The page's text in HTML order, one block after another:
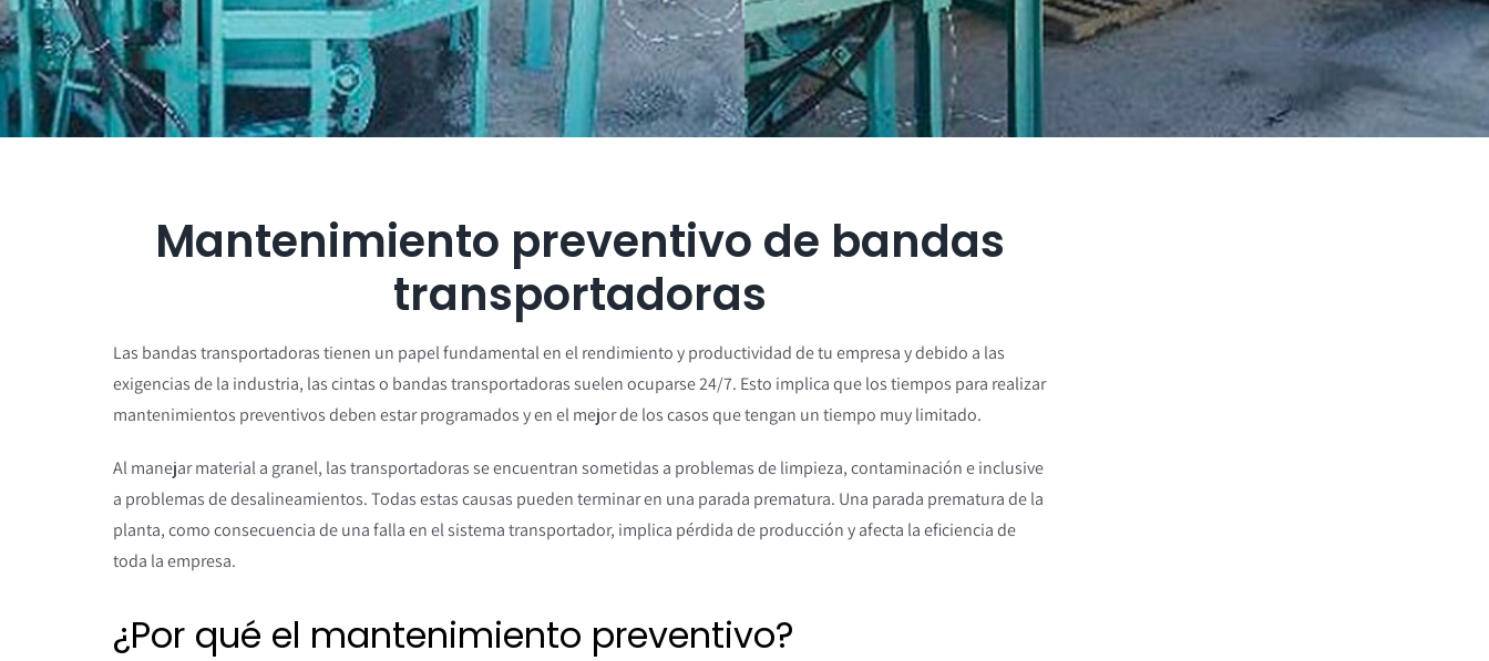
Mantenimiento preventivo de bandas
transportadoras
Las bandas transportadoras tienen un papel fundamental en el rendimiento y productividad de tu empresa y debido a las
exigencias de la industria, las cintas o bandas transportadoras suelen ocuparse 24/7. Esto implica que los tiempos para realizar
mantenimientos preventivos deben estar programados y en el mejor de los casos que tengan un tiempo muy limitado.
Al manejar material a granel, las transportadoras se encuentran sometidas a problemas de limpieza, contaminación e inclusive
a problemas de desalineamientos. Todas estas causas pueden terminar en una parada prematura. Una parada prematura de la
planta, como consecuencia de una falla en el sistema transportador, implica pérdida de producción y afecta la eficiencia de
toda la empresa.
¿Por qué el mantenimiento preventivo?